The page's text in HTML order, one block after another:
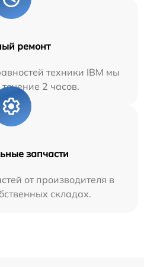
ремонт
техники IBM мы
2 часов.
запчасти
от производителя в
складах.